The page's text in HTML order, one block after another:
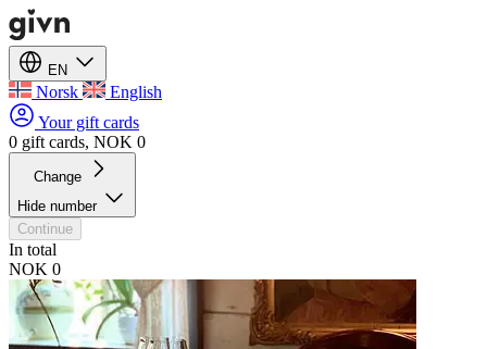
EN
Norsk
English
Your gift cards
0 gift cards, NOK 0
Change
Hide number
Continue
In total
NOK 0